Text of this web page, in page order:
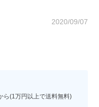
2020/09/07
ら(1万円以上で送料無料)